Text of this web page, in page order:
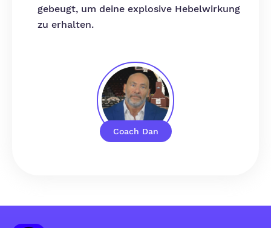
Coach Dan
gebeugt, um deine explosive Hebelwirkung
zu erhalten.